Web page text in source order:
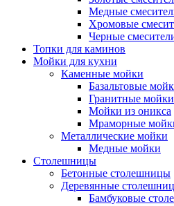
Медные
Хромовые
Черные
Топки для каминов
Мойки для кухни
Каменные мойки
Базальтовые
Гранитные мойки
Мойки из оникса
Мраморные
Металлические мойки
Медные мойки
Столешницы
Бетонные столешницы
Деревянные
Бамбуковые